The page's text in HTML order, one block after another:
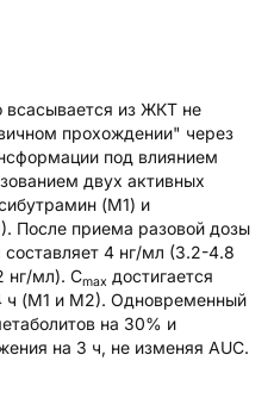
всасывается из ЖКТ не
прохождении" через
под влиянием
двух активных
(M1) и
После приема разовой дозы
составляет 4 нг/мл (3.2-4.8
нг/мл). Cmax достигается
ч (M1 и М2). Одновременный
на 30% и
на 3 ч, не изменяя AUC.